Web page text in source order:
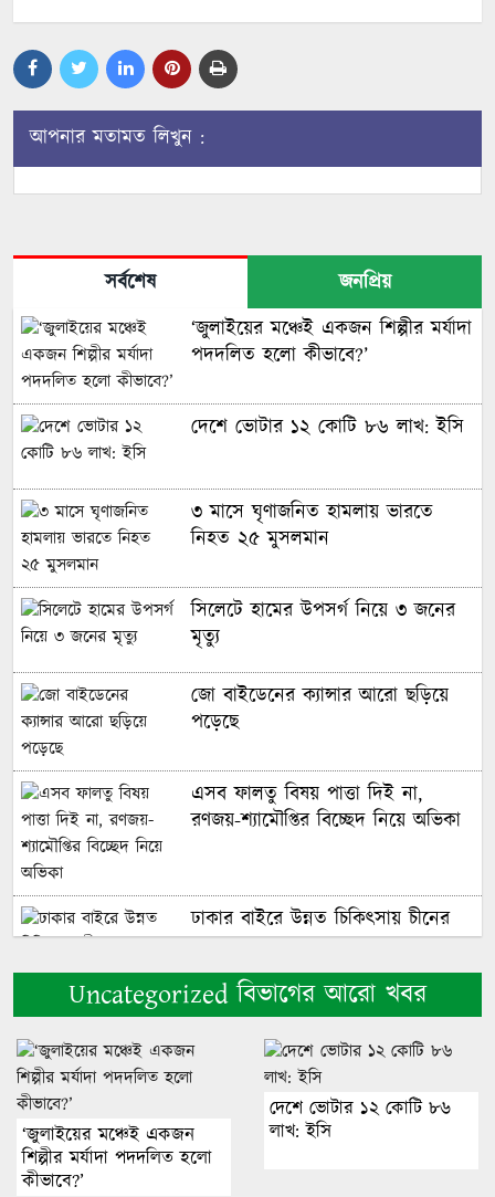
আপনার মতামত লিখুন :
সর্বশেষ
জনপ্রিয়
‘জুলাইয়ের মঞ্চেই একজন শিল্পীর মর্যাদা
পদদলিত হলো কীভাবে?’
দেশে ভোটার ১২ কোটি ৮৬ লাখ: ইসি
৩ মাসে ঘৃণাজনিত হামলায় ভারতে
নিহত ২৫ মুসলমান
সিলেটে হামের উপসর্গ নিয়ে ৩ জনের
মৃত্যু
জো বাইডেনের ক্যান্সার আরো ছড়িয়ে
পড়েছে
এসব ফালতু বিষয় পাত্তা দিই না,
রণজয়-শ্যামৌপ্তির বিচ্ছেদ নিয়ে অভিকা
ঢাকার বাইরে উন্নত চিকিৎসায় চীনের
সহায়তায় ২০ হাসপাতাল
প্রথমবারের মতো মোজতবা খামেনির
ভিডিও প্রকাশ করলো ইরান
আমার সঙ্গে বিয়ে নয়, স্বপ্নে বাসর
হয়েছিল, রিজভীকে শাবনূর
Uncategorized বিভাগের আরো খবর
‘জুলাইয়ের মঞ্চেই একজন
শিল্পীর মর্যাদা পদদলিত হলো
কীভাবে?’
দেশে ভোটার ১২ কোটি ৮৬
লাখ: ইসি